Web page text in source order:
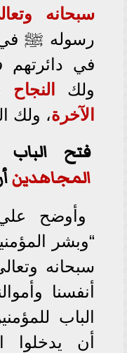
سبحانه
رسوله ﷺ في
في دائرتهم
ولك
النجاح
الآخرة، ولك
فتح
المجاهدين
وأوضح
“وبشر
سبحانه
أنفسنا
الباب
أن يدخلوا